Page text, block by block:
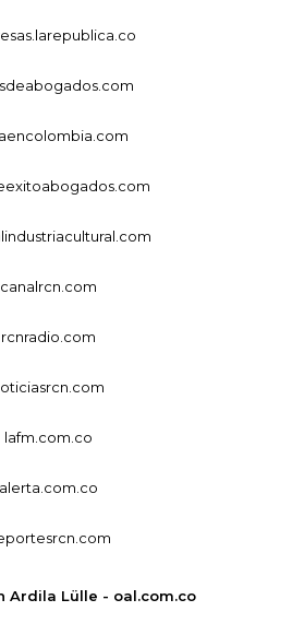
canalrcn.com
rcnradio.com
lafm.com.co
alerta.com.co
Ardila Lülle - oal.com.co